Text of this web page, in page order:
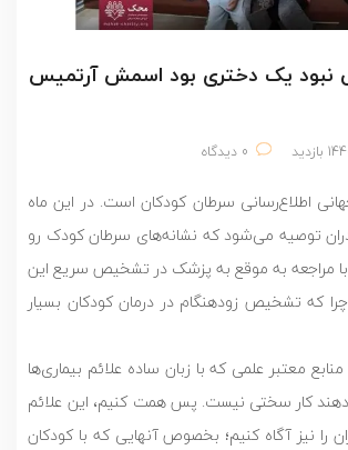
نبود یک دختری بود اسمش آرتمیس
بازدید 0 دیدگاه
اطلاع‌رسانی سرطان کودکان است. در این ماه
توصیه می‌شود که نشانه‌های سرطان کودک رو
با مراجعه به موقع به پزشک در تشخيص سریع اين
كه تشخيص زودهنگام در درمان کودکان‌ بسیار
معتبر علمی که با زبان ساده علائم بیماری‌ها
کار سختی نیست. پس همت کنیم، این علائم
را نیز آگاه کنیم؛ بخصوص آنهایی که با کودکان